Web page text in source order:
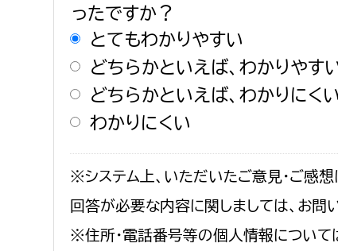
経営総務課
教育
農業委員会事務局
農業委員会事務局
議会
議会
ったですか？
とてもわかりやすい
どちらかといえば、わかりやす
どちらかといえば、わかりにくい
わかりにくい
※システム上、いただいたご意見・ご感
回答が必要な内容に関しましては、お問
※住所・電話番号等の個人情報について